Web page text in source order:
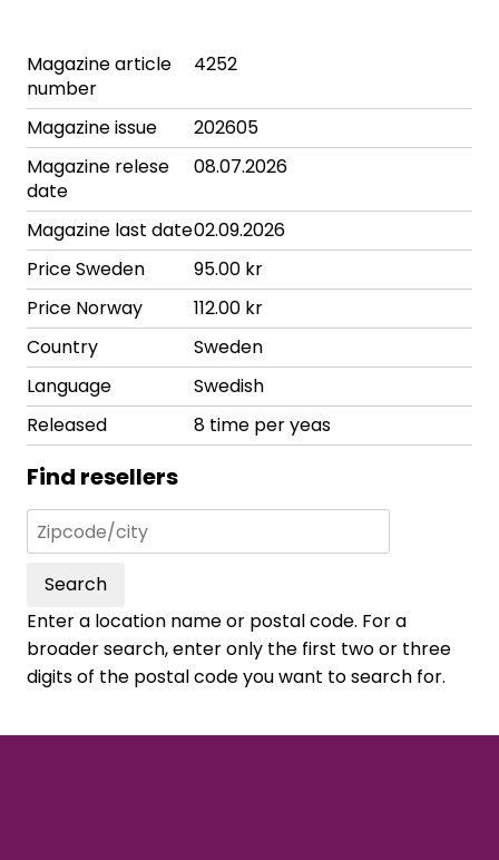
Magazine article
number
4252
Magazine issue
202605
Magazine relese
date
08.07.2026
Magazine last date02.09.2026
Price Sweden
95.00 kr
Price Norway
112.00 kr
Country
Sweden
Language
Swedish
Released
8 time per yeas
Find resellers
Search
Enter a location name or postal code. For a
broader search, enter only the first two or three
digits of the postal code you want to search for.